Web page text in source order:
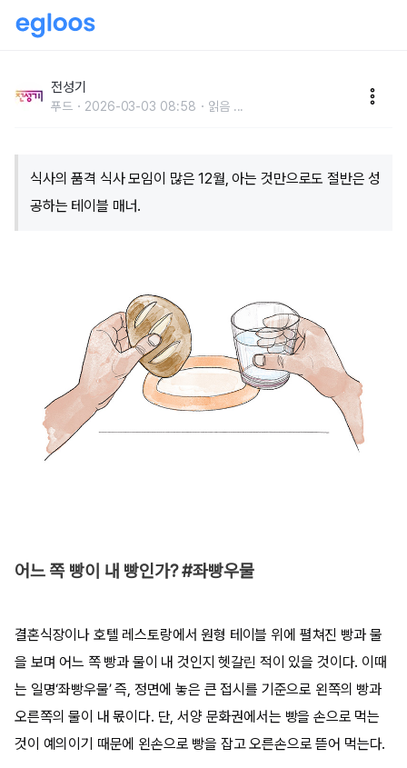
전성기
푸드 2026-03-03 08:58 읽음 ...
식사의 품격 식사 모임이 많은 12월, 아는 것만으로도 절반은 성
공하는 테이블 매너.
어느 쪽 빵이 내 빵인가? #좌빵우물
결혼식장이나 호텔 레스토랑에서 원형 테이블 위에 펼쳐진 빵과 물
을 보며 어느 쪽 빵과 물이 내 것인지 헷갈린 적이 있을 것이다. 이때
는 일명‘좌빵우물’ 즉, 정면에 놓은 큰 접시를 기준으로 왼쪽의 빵과
오른쪽의 물이 내 몫이다. 단, 서양 문화권에서는 빵을 손으로 먹는
것이 예의이기 때문에 왼손으로 빵을 잡고 오른손으로 뜯어 먹는다.